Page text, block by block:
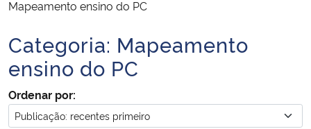
Ministério da Infraestrutura
Ministério da Agricultura, Pecuária e Abastecimento
Mapeamento ensino do PC
Início do conteúdo
Categoria: Mapeamento
ensino do PC
Ordenar por: